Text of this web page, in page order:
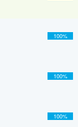
100%
100%
100%